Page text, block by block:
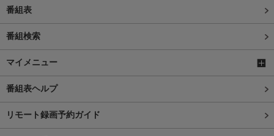
番組表
番組検索
マイメニュー
番組表ヘルプ
リモート録画予約ガイド